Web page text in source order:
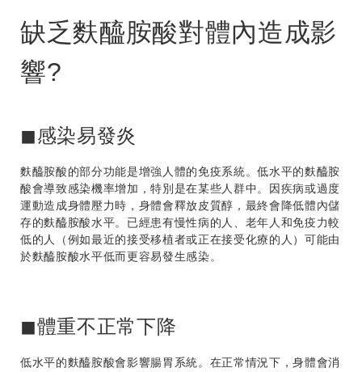
缺乏麩醯胺酸對體內造成影
響?
◼感染易發炎
麩醯胺酸的部分功能是增強人體的免疫系統。低水平的麩醯胺
酸會導致感染機率增加，特別是在某些人群中。因疾病或過度
運動造成身體壓力時，身體會釋放皮質醇，最終會降低體內儲
存的麩醯胺酸水平。已經患有慢性病的人、老年人和免疫力較
低的人（例如最近的接受移植者或正在接受化療的人）可能由
於麩醯胺酸水平低而更容易發生感染。
◼體重不正常下降
低水平的麩醯胺酸會影響腸胃系統。在正常情況下，身體會消